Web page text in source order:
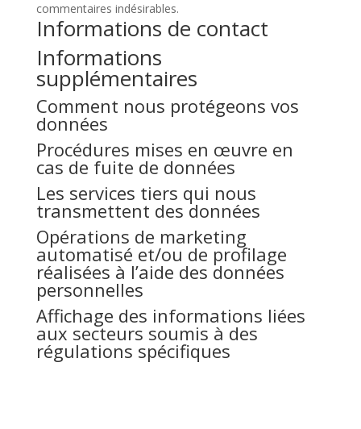
commentaires indésirables.
Informations de contact
Informations
supplémentaires
Comment nous protégeons vos
données
Procédures mises en œuvre en
cas de fuite de données
Les services tiers qui nous
transmettent des données
Opérations de marketing
automatisé et/ou de profilage
réalisées à l’aide des données
personnelles
Affichage des informations liées
aux secteurs soumis à des
régulations spécifiques